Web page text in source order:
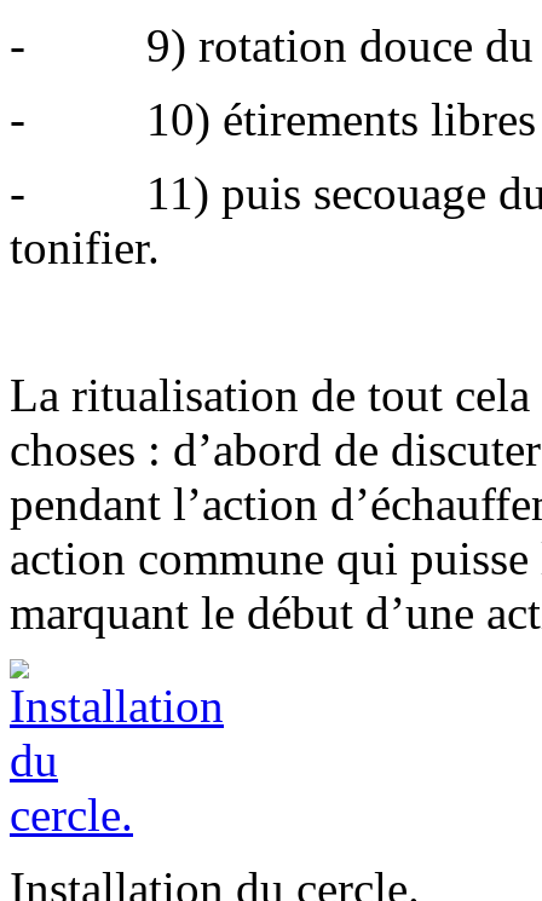
- 9) rotation douce du
- 10) étirements libres
- 11) puis secouage du
tonifier.
La ritualisation de tout cela
choses : d’abord de
pendant l’action
action commune qui puisse
marquant le début d’une
Installation du cercle.